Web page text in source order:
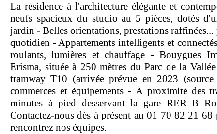
La résidence à l'architecture élégante et
neufs spacieux du studio au 5 pièces, dotés
jardin - Belles orientations, prestations
quotidien - Appartements intelligents et
roulants, lumières et chauffage - Bouygues
Erisma, située à 250 mètres du Parc de la
tramway T10 (arrivée prévue en 2023
commerces et équipements - À proximité des
minutes à pied desservant la gare RER B
Contactez-nous dès à présent au 01 70 82 21
rencontrez nos équipes.